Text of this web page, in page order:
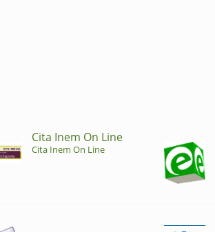
Cita Inem On Line
Cita Inem On Line